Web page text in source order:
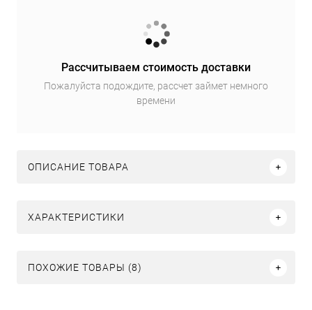
Рассчитываем стоимость доставки
Пожалуйста подождите, рассчет займет немного
времени
ОПИСАНИЕ ТОВАРА
ХАРАКТЕРИСТИКИ
ПОХОЖИЕ ТОВАРЫ (8)